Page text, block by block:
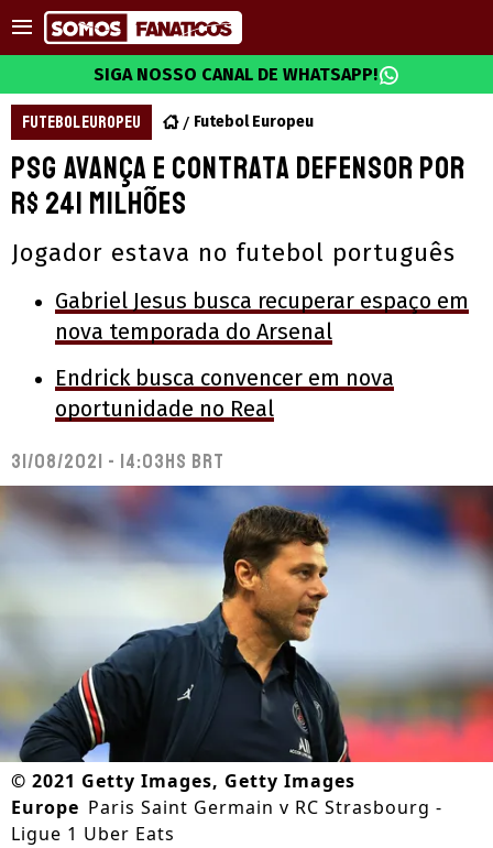
SIGA NOSSO CANAL DE WHATSAPP!
FUTEBOL EUROPEU Futebol Europeu
PSG avança e contrata defensor por
R$ 241 milhões
Jogador estava no futebol português
Gabriel Jesus busca recuperar espaço em
nova temporada do Arsenal
Endrick busca convencer em nova
oportunidade no Real
31/08/2021 - 14:03hs BRT
© 2021 Getty Images, Getty Images
Europe Paris Saint Germain v RC Strasbourg -
Ligue 1 Uber Eats